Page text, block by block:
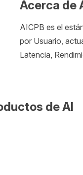
Acerca de
AICPB es el
por Usuario,
Latencia,
de AI